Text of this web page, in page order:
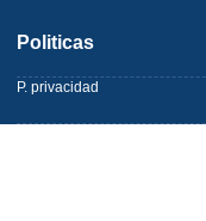
Politicas
P. privacidad